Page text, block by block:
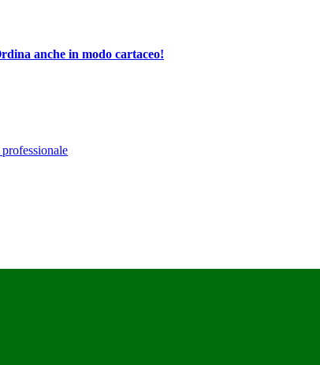
anche in modo cartaceo!